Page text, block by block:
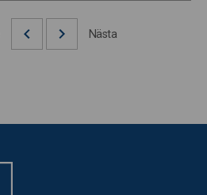
Nästa